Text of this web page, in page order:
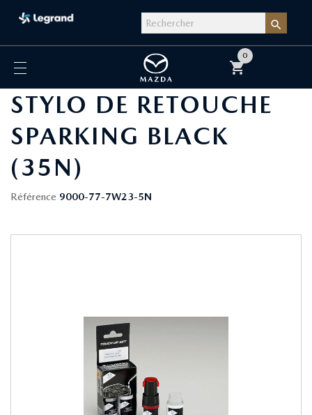

shopping_cart
0
STYLO DE RETOUCHE
SPARKING BLACK
(35N)
Référence 9000-77-7W23-5N